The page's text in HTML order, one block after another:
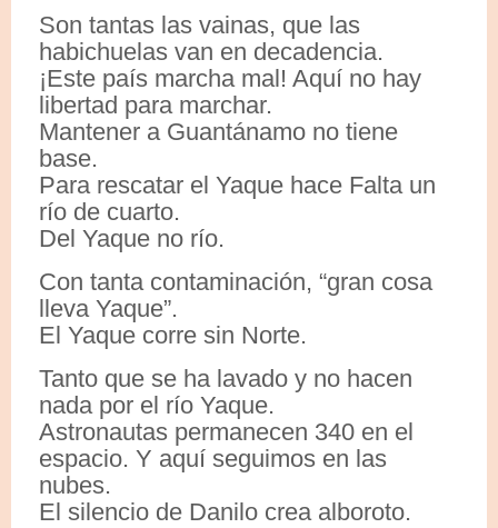
Son tantas las vainas, que las
habichuelas van en decadencia.
¡Este país marcha mal! Aquí no hay
libertad para marchar.
Mantener a Guantánamo no tiene
base.
Para rescatar el Yaque hace Falta un
río de cuarto.
Del Yaque no río.
Con tanta contaminación, “gran cosa
lleva Yaque”.
El Yaque corre sin Norte.
Tanto que se ha lavado y no hacen
nada por el río Yaque.
Astronautas permanecen 340 en el
espacio. Y aquí seguimos en las
nubes.
El silencio de Danilo crea alboroto.